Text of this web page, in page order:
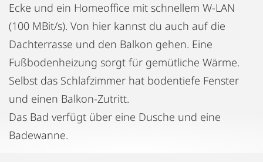
Ecke und ein Homeoffice mit schnellem W-LAN
(100 MBit/s). Von hier kannst du auch auf die
Dachterrasse und den Balkon gehen. Eine
Fußbodenheizung sorgt für gemütliche Wärme.
Selbst das Schlafzimmer hat bodentiefe Fenster
und einen Balkon-Zutritt.
Das Bad verfügt über eine Dusche und eine
Badewanne.